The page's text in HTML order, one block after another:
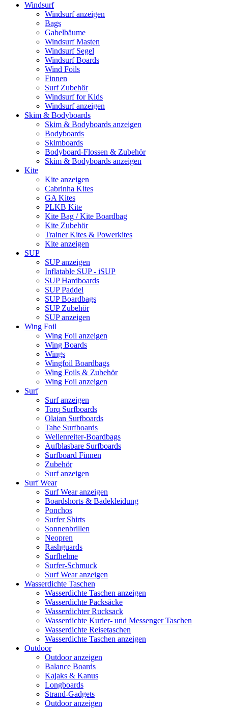
Windsurf
Windsurf anzeigen
Bags
Gabelbäume
Windsurf Masten
Windsurf Segel
Windsurf Boards
Wind Foils
Finnen
Surf Zubehör
Windsurf for Kids
Windsurf anzeigen
Skim & Bodyboards
Skim & Bodyboards anzeigen
Bodyboards
Skimboards
Bodyboard-Flossen & Zubehör
Skim & Bodyboards anzeigen
Kite
Kite anzeigen
Cabrinha Kites
GA Kites
PLKB Kite
Kite Bag / Kite Boardbag
Kite Zubehör
Trainer Kites & Powerkites
Kite anzeigen
SUP
SUP anzeigen
Inflatable SUP - iSUP
SUP Hardboards
SUP Paddel
SUP Boardbags
SUP Zubehör
SUP anzeigen
Wing Foil
Wing Foil anzeigen
Wing Boards
Wings
Wingfoil Boardbags
Wing Foils & Zubehör
Wing Foil anzeigen
Surf
Surf anzeigen
Torq Surfboards
Olaian Surfboards
Tahe Surfboards
Wellenreiter-Boardbags
Aufblasbare Surfboards
Surfboard Finnen
Zubehör
Surf anzeigen
Surf Wear
Surf Wear anzeigen
Boardshorts & Badekleidung
Ponchos
Surfer Shirts
Sonnenbrillen
Neopren
Rashguards
Surfhelme
Surfer-Schmuck
Surf Wear anzeigen
Wasserdichte Taschen
Wasserdichte Taschen anzeigen
Wasserdichte Packsäcke
Wasserdichter Rucksack
Wasserdichte Kurier- und Messenger Taschen
Wasserdichte Reisetaschen
Wasserdichte Taschen anzeigen
Outdoor
Outdoor anzeigen
Balance Boards
Kajaks & Kanus
Longboards
Strand-Gadgets
Outdoor anzeigen